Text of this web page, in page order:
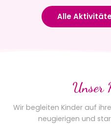
Alle
Unser
Wir begleiten Kinder auf
neugierigen und